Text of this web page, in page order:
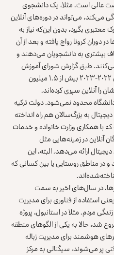
عالی است. مثلا، یک دانشجوی
می‌تواند در دوره‌های آنلاین
بگیرد، بدون این‌که نیاز به
کرونا رواج یافته و بعد از آن
بیشتری به دانشجویان می‌دهند و
طبق گزارش شورای آموزش
عالی ترکیه (YÖK)، در سال تحصیلی ۲۰۲۲-۲۰۲۳ بیش از ۱.۵ میلیون
آنلاین سپری کرده‌اند.
محدود نمی‌شود. دولت ترکیه
به بزرگ‌سالان هم راه انداخته
با همکاری وزارت خانواده و خدمات
آنلاین در زمینه‌هایی مثل
ارائه می‌دهد. البته، این
و در مناطق روستایی یا بین کسانی که
در سال‌های اخیر به سمت
استفاده از فناوری برای مدیریت
مردم. مثلا در استانبول، پروژه
هوشمند» که از سال ۲۰۱۶ شروع شد، حالا به یکی از الگوهای منطقه
هوشمند برای مدیریت زباله
پر می‌شوند، سیگنالی به مرکز